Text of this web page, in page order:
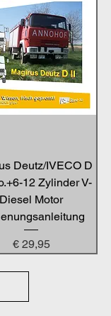
Deutz/IVECO D
12 Zylinder V-
Diesel Motor
Preis
€ 29,95